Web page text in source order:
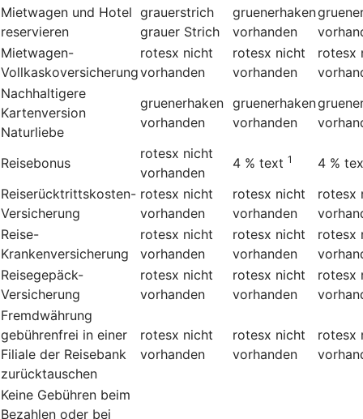
Mietwagen und Hotel
reservieren
grauerstrich
grauer Strich
gruenerhaken
vorhanden
Mietwagen-
Vollkaskoversicherung
rotesx nicht
vorhanden
rotesx nicht
vorhanden
rotesx
Nachhaltigere
Kartenversion
Naturliebe
gruenerhaken
vorhanden
gruenerhaken
vorhanden
Reisebonus
rotesx nicht
vorhanden
4 % text 1 4 %
Reiserücktrittskosten-
Versicherung
rotesx nicht
vorhanden
rotesx nicht
vorhanden
rotesx
Reise-
Krankenversicherung
rotesx nicht
vorhanden
rotesx nicht
vorhanden
rotesx
Reisegepäck-
Versicherung
rotesx nicht
vorhanden
rotesx nicht
vorhanden
rotesx
Fremdwährung
gebührenfrei in einer
Filiale der Reisebank
zurücktauschen
rotesx nicht
vorhanden
rotesx nicht
vorhanden
rotesx
Keine Gebühren beim
Bezahlen oder bei